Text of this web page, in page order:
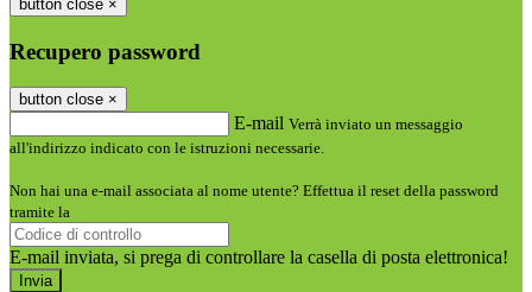
button close ×
Recupero password
button close ×
E-mail Verrà inviato un messaggio
all'indirizzo indicato con le istruzioni necessarie.
Non hai una e-mail associata al nome utente? Effettua il reset della password
tramite la
E-mail inviata, si prega di controllare la casella di posta elettronica!